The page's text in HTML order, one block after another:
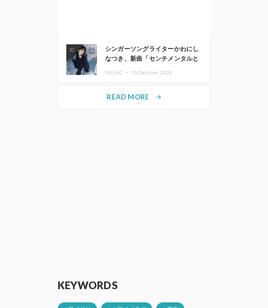
10
シンガーソングライターかわにし
なつき、新曲「センチメンタルと
MUSIC ・ 31.October.2024
READ MORE arrow_forward
KEYWORDS